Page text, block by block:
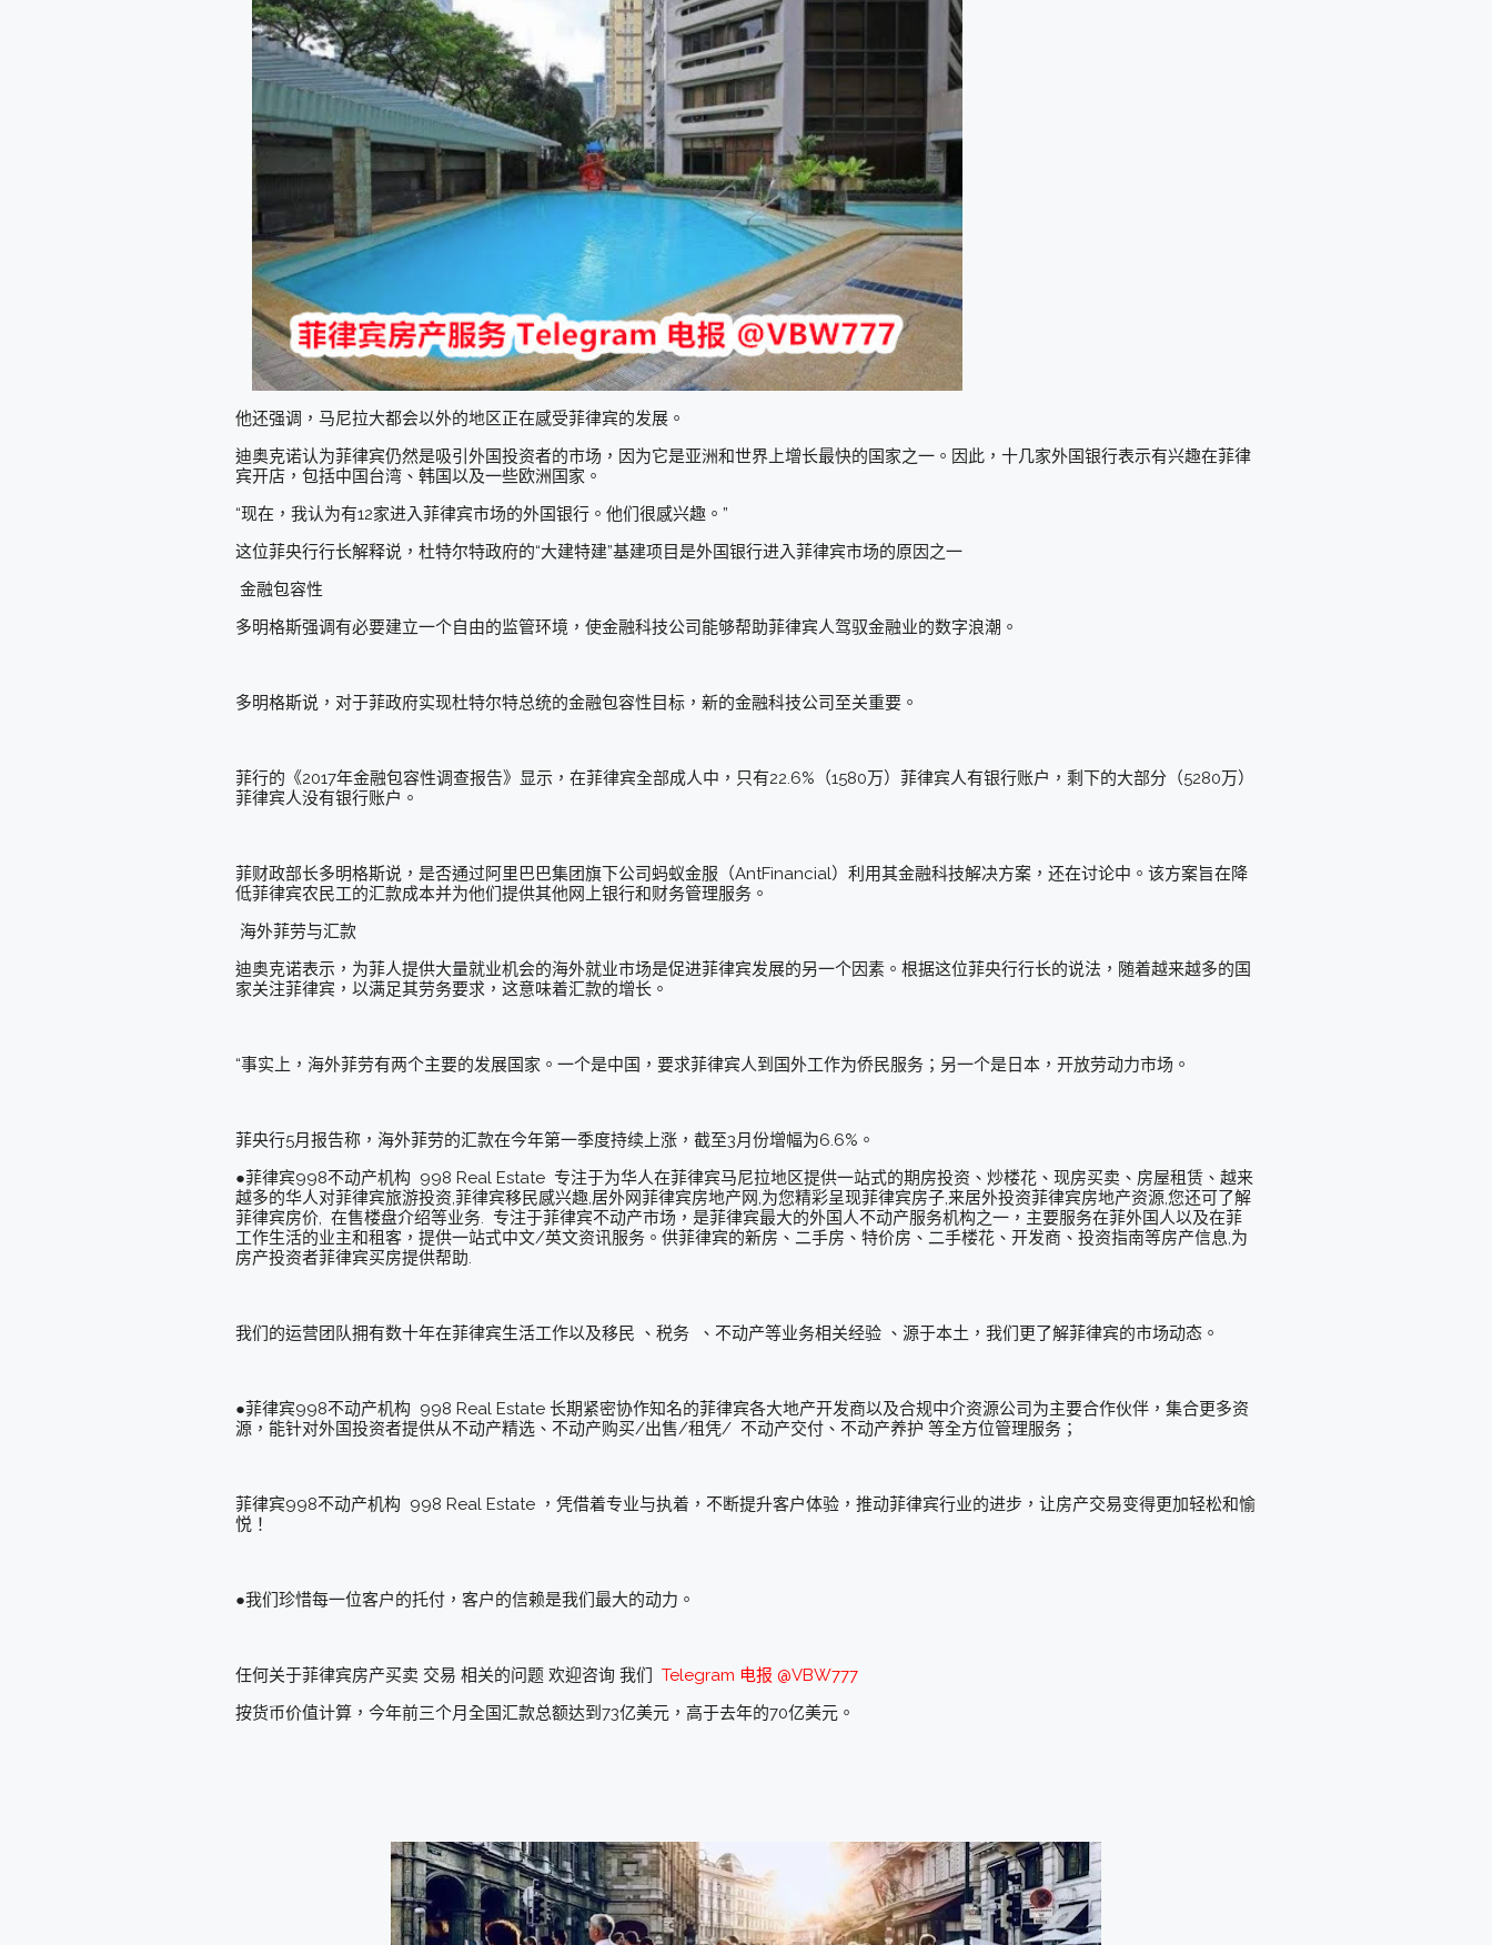
他还强调，马尼拉大都会以外的地区正在感受菲律宾的发展。
迪奥克诺认为菲律宾仍然是吸引外国投资者的市场，因为它是亚洲和世界上增长最快的国家之一。因此，十几家外国银行表示有兴趣在菲律
宾开店，包括中国台湾、韩国以及一些欧洲国家。
“现在，我认为有12家进入菲律宾市场的外国银行。他们很感兴趣。”
这位菲央行行长解释说，杜特尔特政府的“大建特建”基建项目是外国银行进入菲律宾市场的原因之一
金融包容性
多明格斯强调有必要建立一个自由的监管环境，使金融科技公司能够帮助菲律宾人驾驭金融业的数字浪潮。
多明格斯说，对于菲政府实现杜特尔特总统的金融包容性目标，新的金融科技公司至关重要。
菲行的《2017年金融包容性调查报告》显示，在菲律宾全部成人中，只有22.6%（1580万）菲律宾人有银行账户，剩下的大部分（5280万）
菲律宾人没有银行账户。
菲财政部长多明格斯说，是否通过阿里巴巴集团旗下公司蚂蚁金服（AntFinancial）利用其金融科技解决方案，还在讨论中。该方案旨在降
低菲律宾农民工的汇款成本并为他们提供其他网上银行和财务管理服务。
海外菲劳与汇款
迪奥克诺表示，为菲人提供大量就业机会的海外就业市场是促进菲律宾发展的另一个因素。根据这位菲央行行长的说法，随着越来越多的国
家关注菲律宾，以满足其劳务要求，这意味着汇款的增长。
“事实上，海外菲劳有两个主要的发展国家。一个是中国，要求菲律宾人到国外工作为侨民服务；另一个是日本，开放劳动力市场。
菲央行5月报告称，海外菲劳的汇款在今年第一季度持续上涨，截至3月份增幅为6.6%。
●菲律宾998不动产机构 998 Real Estate 专注于为华人在菲律宾马尼拉地区提供一站式的期房投资、炒楼花、现房买卖、房屋租赁、越来
越多的华人对菲律宾旅游投资,菲律宾移民感兴趣,居外网菲律宾房地产网,为您精彩呈现菲律宾房子,来居外投资菲律宾房地产资源,您还可了解
菲律宾房价, 在售楼盘介绍等业务. 专注于菲律宾不动产市场，是菲律宾最大的外国人不动产服务机构之一，主要服务在菲外国人以及在菲
工作生活的业主和租客，提供一站式中文/英文资讯服务。供菲律宾的新房、二手房、特价房、二手楼花、开发商、投资指南等房产信息,为
房产投资者菲律宾买房提供帮助.
我们的运营团队拥有数十年在菲律宾生活工作以及移民 、税务 、不动产等业务相关经验 、源于本土，我们更了解菲律宾的市场动态。
●菲律宾998不动产机构 998 Real Estate 长期紧密协作知名的菲律宾各大地产开发商以及合规中介资源公司为主要合作伙伴，集合更多资
源，能针对外国投资者提供从不动产精选、不动产购买/出售/租凭/ 不动产交付、不动产养护 等全方位管理服务；
菲律宾998不动产机构 998 Real Estate ，凭借着专业与执着，不断提升客户体验，推动菲律宾行业的进步，让房产交易变得更加轻松和愉
悦！
●我们珍惜每一位客户的托付，客户的信赖是我们最大的动力。
任何关于菲律宾房产买卖 交易 相关的问题 欢迎咨询 我们 Telegram 电报 @VBW777
按货币价值计算，今年前三个月全国汇款总额达到73亿美元，高于去年的70亿美元。